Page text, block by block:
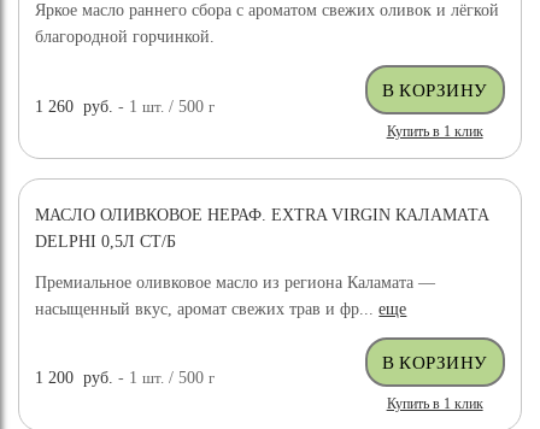
Яркое масло раннего сбора с ароматом свежих оливок и лёгкой
благородной горчинкой.
1 260 руб. - 1шт. / 500г
Купить в 1 клик
МАСЛО ОЛИВКОВОЕ НЕРАФ. EXTRA VIRGIN КАЛАМАТА
DELPHI 0,5Л СТ/Б
Премиальное оливковое масло из региона Каламата —
насыщенный вкус, аромат свежих трав и фр...еще
1 200 руб. - 1шт. / 500г
Купить в 1 клик